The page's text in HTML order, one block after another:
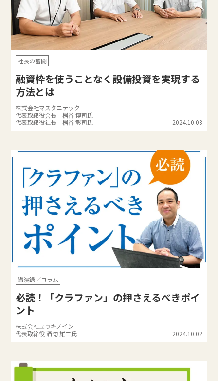
社長の奮闘
融資枠を使うことなく設備投資を実現する
方法とは
株式会社マスタニテック
代表取締役会長 桝谷 博司氏
代表取締役社長 桝谷 彰司氏
2024.10.03
講演録／コラム
必読！「クラファン」の押さえるべきポイ
ント
株式会社ユウキノイン
代表取締役 酒匂 雄二氏
2024.10.02